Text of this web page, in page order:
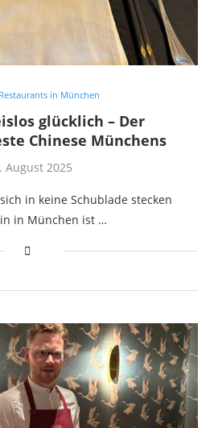
Restaurants in München
glücklich – Der
Chinese Münchens
August 2025
in keine Schublade stecken
in München ist …